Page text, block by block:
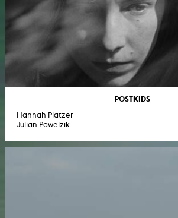
POSTKIDS
Hannah Platzer
Julian Pawelzik